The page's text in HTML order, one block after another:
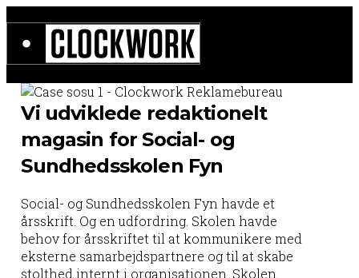
Vi udviklede redaktionelt
magasin for Social- og
Sundhedsskolen Fyn
Social- og Sundhedsskolen Fyn havde et
årsskrift. Og en udfordring. Skolen havde
behov for årsskriftet til at kommunikere med
eksterne samarbejdspartnere og til at skabe
stolthed internt i organisationen. Skolen